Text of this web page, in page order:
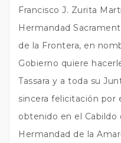
Francisco J. Zurita
Hermandad
de la Frontera, en
Gobierno quiere
Tassara y a toda su
sincera felicitación por
obtenido en el Cabildo
Hermandad de la